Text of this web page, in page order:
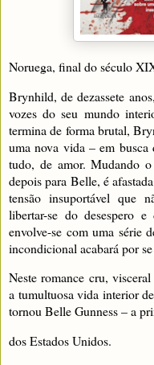
Noruega, final do século
Brynhild, de dezassete
vozes do seu mundo
termina de forma brutal,
uma nova vida – em busca
tudo, de amor. Mudando
depois para Belle, é
tensão insuportável que
libertar-se do desespero
envolve-se com uma série
incondicional acabará por
Neste romance cru,
a tumultuosa vida interior
tornou Belle Gunness – a
dos Estados Unidos.